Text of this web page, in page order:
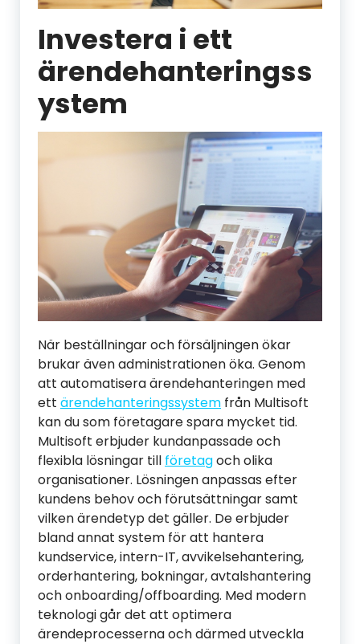
Investera i ett
ärendehanteringss
ystem
När beställningar och försäljningen ökar
brukar även administrationen öka. Genom
att automatisera ärendehanteringen med
ett ärendehanteringssystem från Multisoft
kan du som företagare spara mycket tid.
Multisoft erbjuder kundanpassade och
flexibla lösningar till företagoch olika
organisationer. Lösningen anpassas efter
kundens behov och förutsättningar samt
vilken ärendetyp det gäller. De erbjuder
bland annat system för att hantera
kundservice, intern-IT, avvikelsehantering,
orderhantering, bokningar, avtalshantering
och onboarding/offboarding. Med modern
teknologi går det att optimera
ärendeprocesserna och därmed utveckla